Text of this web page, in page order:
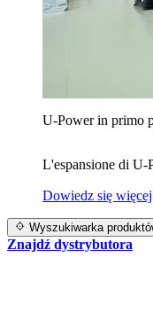
U‑Power in primo
L'espansione di
Dowiedz się więcej
Wyszukiwarka
Znajdź dystrybutora